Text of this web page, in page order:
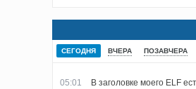
СЕГОДНЯ ВЧЕРА ПОЗАВЧЕРА
05:01
В заголовке моего ELF